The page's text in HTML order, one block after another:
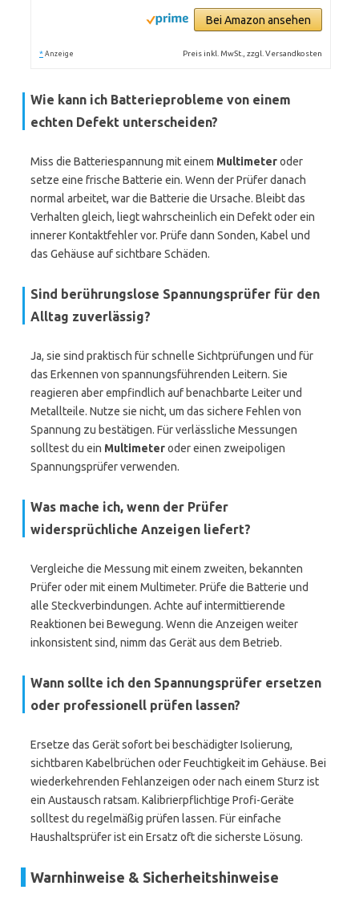
Bei Amazon ansehen
* Anzeige Preis inkl. MwSt., zzgl. Versandkosten
Wie kann ich Batterieprobleme von einem
echten Defekt unterscheiden?
Miss die Batteriespannung mit einem Multimeteroder
setze eine frische Batterie ein. Wenn der Prüfer danach
normal arbeitet, war die Batterie die Ursache. Bleibt das
Verhalten gleich, liegt wahrscheinlich ein Defekt oder ein
innerer Kontaktfehler vor. Prüfe dann Sonden, Kabel und
das Gehäuse auf sichtbare Schäden.
Sind berührungslose Spannungsprüfer für den
Alltag zuverlässig?
Ja, sie sind praktisch für schnelle Sichtprüfungen und für
das Erkennen von spannungsführenden Leitern. Sie
reagieren aber empfindlich auf benachbarte Leiter und
Metallteile. Nutze sie nicht, um das sichere Fehlen von
Spannung zu bestätigen. Für verlässliche Messungen
solltest du ein Multimeteroder einen zweipoligen
Spannungsprüfer verwenden.
Was mache ich, wenn der Prüfer
widersprüchliche Anzeigen liefert?
Vergleiche die Messung mit einem zweiten, bekannten
Prüfer oder mit einem Multimeter. Prüfe die Batterie und
alle Steckverbindungen. Achte auf intermittierende
Reaktionen bei Bewegung. Wenn die Anzeigen weiter
inkonsistent sind, nimm das Gerät aus dem Betrieb.
Wann sollte ich den Spannungsprüfer ersetzen
oder professionell prüfen lassen?
Ersetze das Gerät sofort bei beschädigter Isolierung,
sichtbaren Kabelbrüchen oder Feuchtigkeit im Gehäuse. Bei
wiederkehrenden Fehlanzeigen oder nach einem Sturz ist
ein Austausch ratsam. Kalibrierpflichtige Profi-Geräte
solltest du regelmäßig prüfen lassen. Für einfache
Haushaltsprüfer ist ein Ersatz oft die sicherste Lösung.
Warnhinweise & Sicherheitshinweise